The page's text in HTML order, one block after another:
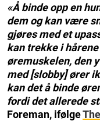
«Å binde opp en
dem og kan være
gjøres med et
kan trekke i
øremuskelen, den
med [slobby] ører
kan det å binde
fordi det allerede
Foreman, ifølge